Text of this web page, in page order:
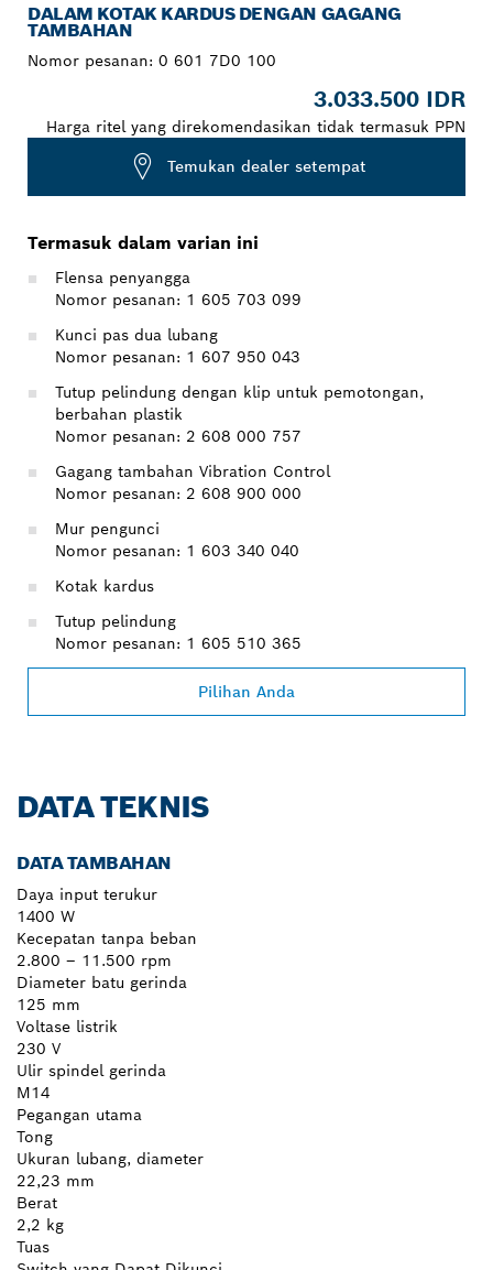
DALAM KOTAK KARDUS DENGAN GAGANG
TAMBAHAN
Nomor pesanan: 0 601 7D0 100
3.033.500 IDR
Harga ritel yang direkomendasikan tidak termasuk PPN
Temukan dealer setempat
Termasuk dalam varian ini
Flensa penyangga
Nomor pesanan: 1 605 703 099
Kunci pas dua lubang
Nomor pesanan: 1 607 950 043
Tutup pelindung dengan klip untuk pemotongan,
berbahan plastik
Nomor pesanan: 2 608 000 757
Gagang tambahan Vibration Control
Nomor pesanan: 2 608 900 000
Mur pengunci
Nomor pesanan: 1 603 340 040
Kotak kardus
Tutup pelindung
Nomor pesanan: 1 605 510 365
Pilihan Anda
DATA TEKNIS
DATA TAMBAHAN
Daya input terukur
1400 W
Kecepatan tanpa beban
2.800 – 11.500 rpm
Diameter batu gerinda
125 mm
Voltase listrik
230 V
Ulir spindel gerinda
M14
Pegangan utama
Tong
Ukuran lubang, diameter
22,23 mm
Berat
2,2 kg
Tuas